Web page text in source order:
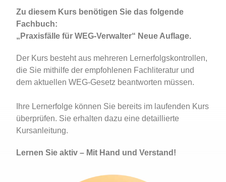
Zu diesem Kurs benötigen Sie das folgende
Fachbuch:
„Praxisfälle für WEG-Verwalter“ Neue Auflage.
Der Kurs besteht aus mehreren Lernerfolgskontrollen,
die Sie mithilfe der empfohlenen Fachliteratur und
dem aktuellen WEG-Gesetz beantworten müssen.
Ihre Lernerfolge können Sie bereits im laufenden Kurs
überprüfen. Sie erhalten dazu eine detaillierte
Kursanleitung.
Lernen Sie aktiv – Mit Hand und Verstand!